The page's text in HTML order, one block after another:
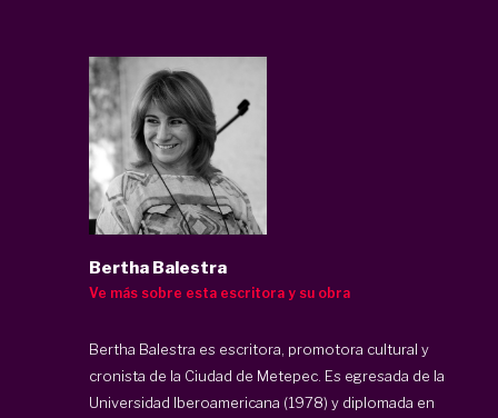
Bertha Balestra
Ve más sobre esta escritora y su obra
Bertha Balestra es escritora, promotora cultural y
cronista de la Ciudad de Metepec. Es egresada de la
Universidad Iberoamericana (1978) y diplomada en